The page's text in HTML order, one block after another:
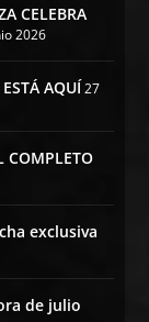
CELEBRA
2026
AQUÍ27
COMPLETO
exclusiva
de julio